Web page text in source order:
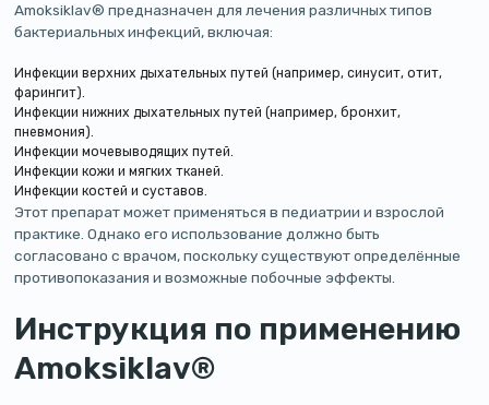
Amoksiklav® предназначен для лечения различных типов
бактериальных инфекций, включая:
Инфекции верхних дыхательных путей (например, синусит, отит,
фарингит).
Инфекции нижних дыхательных путей (например, бронхит,
пневмония).
Инфекции мочевыводящих путей.
Инфекции кожи и мягких тканей.
Инфекции костей и суставов.
Этот препарат может применяться в педиатрии и взрослой
практике. Однако его использование должно быть
согласовано с врачом, поскольку существуют определённые
противопоказания и возможные побочные эффекты.
Инструкция по применению
Amoksiklav®